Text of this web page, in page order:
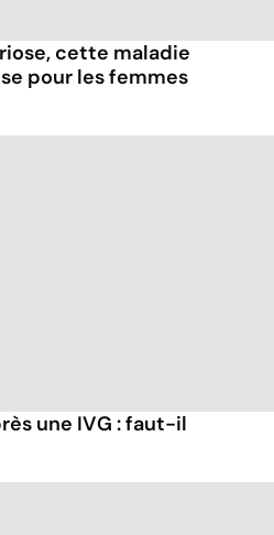
cette maladie
pour les femmes
une IVG : faut-il